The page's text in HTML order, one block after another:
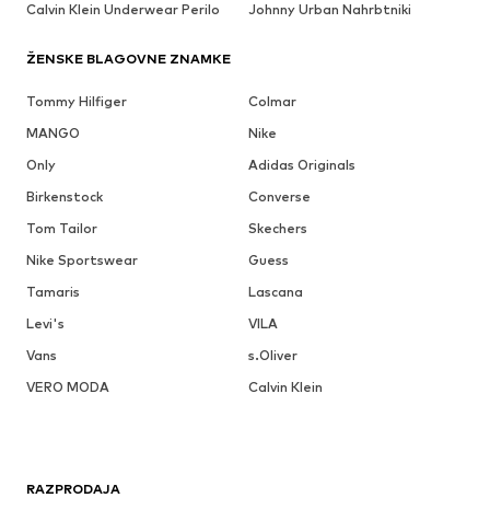
Calvin Klein Underwear Perilo
Johnny Urban Nahrbtniki
ŽENSKE BLAGOVNE ZNAMKE
Tommy Hilfiger
Colmar
MANGO
Nike
Only
Adidas Originals
Birkenstock
Converse
Tom Tailor
Skechers
Nike Sportswear
Guess
Tamaris
Lascana
Levi's
VILA
Vans
s.Oliver
VERO MODA
Calvin Klein
RAZPRODAJA